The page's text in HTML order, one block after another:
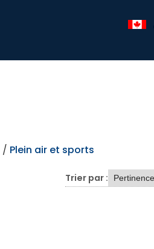
/ Plein air et sports
Trier par :